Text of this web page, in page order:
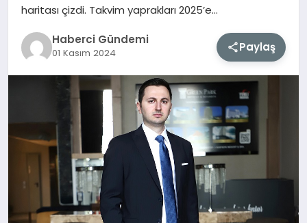
TEKNOLOJI
haritası çizdi. Takvim yaprakları 2025’e…
Haberci Gündemi
01 Kasım 2024 Paylaş